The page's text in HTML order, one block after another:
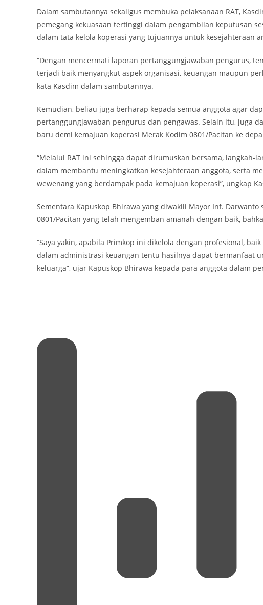
Dalam sambutannya sekaligus membuka pelaksanaan RAT,
pemegang kekuasaan tertinggi dalam pengambilan keputusan
dalam tata kelola koperasi yang tujuannya untuk kesejahteraan
“Dengan mencermati laporan pertanggungjawaban pengurus,
terjadi baik menyangkut aspek organisasi, keuangan maupun
kata Kasdim dalam sambutannya.
Kemudian, beliau juga berharap kepada semua anggota agar
pertanggungjawaban pengurus dan pengawas. Selain itu, juga
baru demi kemajuan koperasi Merak Kodim 0801/Pacitan ke
“Melalui RAT ini sehingga dapat dirumuskan bersama,
dalam membantu meningkatkan kesejahteraan anggota, serta
wewenang yang berdampak pada kemajuan koperasi”, ungkap
Sementara Kapuskop Bhirawa yang diwakili Mayor Inf.
0801/Pacitan yang telah mengemban amanah dengan baik,
“Saya yakin, apabila Primkop ini dikelola dengan profesional,
dalam administrasi keuangan tentu hasilnya dapat bermanfaat
keluarga”, ujar Kapuskop Bhirawa kepada para anggota dalam